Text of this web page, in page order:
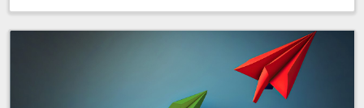
Bachstraße 18k - SR 102 (Seminarraum Servicestelle LehreLernen)